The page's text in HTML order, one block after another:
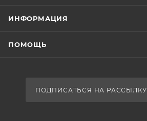
ИНФОРМАЦИЯ
ПОМОЩЬ
ПОДПИСАТЬСЯ НА РАССЫЛКУ